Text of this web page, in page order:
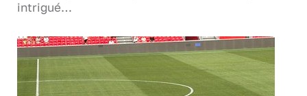
intrigué…